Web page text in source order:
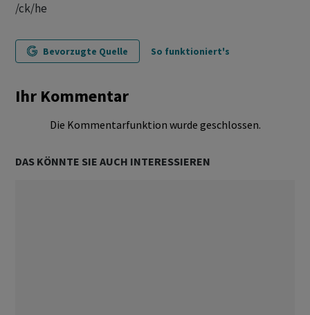
/ck/he
Bevorzugte Quelle So funktioniert's
Ihr Kommentar
Die Kommentarfunktion wurde geschlossen.
DAS KÖNNTE SIE AUCH INTERESSIEREN